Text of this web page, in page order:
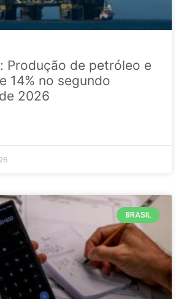
Produção de petróleo e
14% no segundo
2026
BRASIL